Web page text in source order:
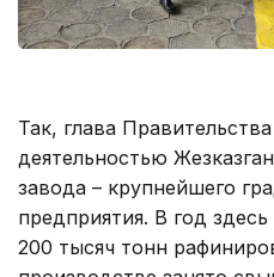
Так, глава
деятельностью
завода – крупнейшего
предприятия. В год
200 тысяч тонн